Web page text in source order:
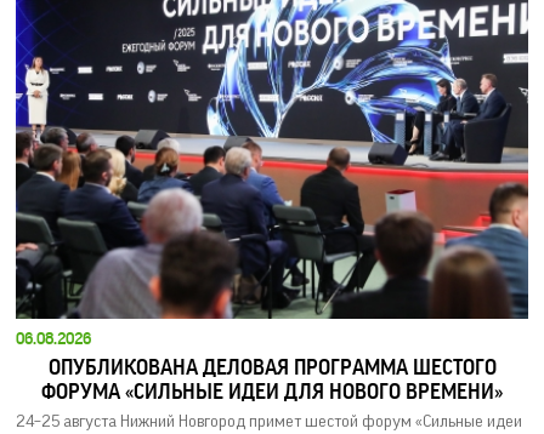
06.08.2026
ОПУБЛИКОВАНА ДЕЛОВАЯ ПРОГРАММА ШЕСТОГО
ФОРУМА «СИЛЬНЫЕ ИДЕИ ДЛЯ НОВОГО ВРЕМЕНИ»
24–25 августа Нижний Новгород примет шестой форум «Сильные идеи